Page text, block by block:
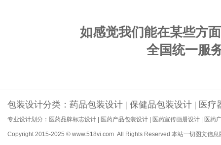
如感觉我们能在某些方
全国统一服
包装设计分类： 药品包装设计 | 保健品包装设计 | 医疗
专业设计划分： 医药品牌标志设计 医药产品包装设计 医药宣传画册设计 医药
Copyright 2015-2025 © www.518vi.com All Rights Reserved 本站一切图文信